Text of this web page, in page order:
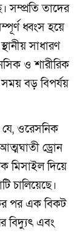
সম্প্রতি তাদের
ধ্বংস হয়ে
সাধারণ
ও শারীরিক
বড় বিপর্যয়
যে, ওরেসনিক
ড্রোন
মিসাইল দিয়ে
চালিয়েছে।
পর এক বিকট
বিদ্যুৎ এবং